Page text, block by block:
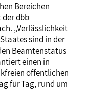
Bereichen
der dbb
„Verlässlichkeit
sind in der
Beamtenstatus
einen in
öffentlichen
für Tag, rund um